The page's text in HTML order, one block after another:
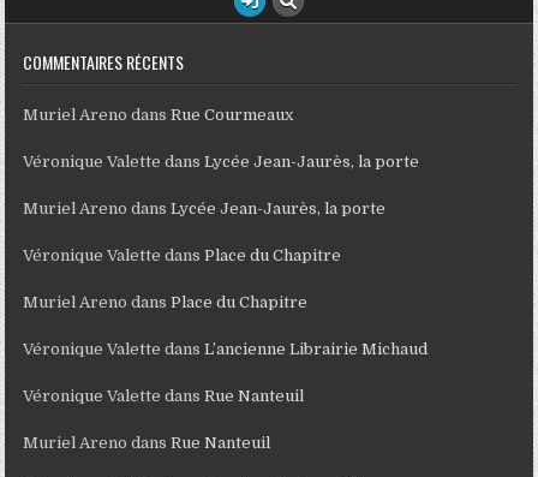
COMMENTAIRES RÉCENTS
Muriel Areno dansRue Courmeaux
Véronique Valette dansLycée Jean-Jaurès, la porte
Muriel Areno dansLycée Jean-Jaurès, la porte
Véronique Valette dansPlace du Chapitre
Muriel Areno dansPlace du Chapitre
Véronique Valette dansL’ancienne Librairie Michaud
Véronique Valette dansRue Nanteuil
Muriel Areno dansRue Nanteuil